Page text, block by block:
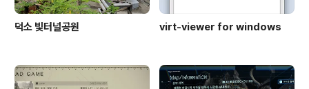
덕소 빛터널공원 virt-viewer for windows